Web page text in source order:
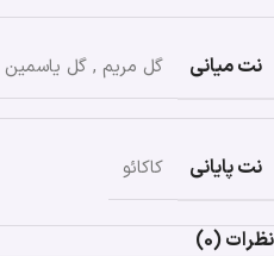
نت میانی گل مریم , گل یاسمین
نت پایانی کاکائو
نظرات (0)